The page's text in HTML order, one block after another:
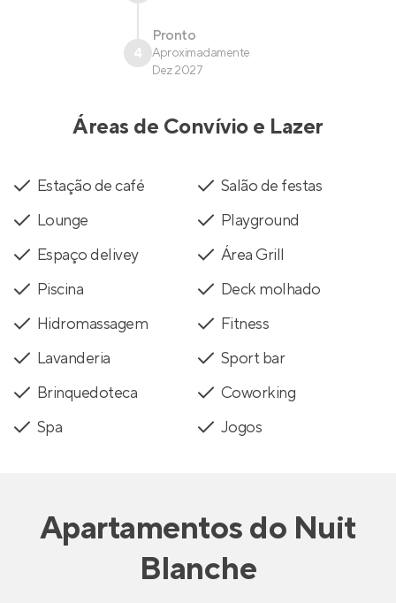
4
Pronto
Aproximadamente
Dez 2027
Áreas de Convívio e Lazer
Estação de café
Salão de festas
Lounge
Playground
Espaço delivey
Área Grill
Piscina
Deck molhado
Hidromassagem
Fitness
Lavanderia
Sport bar
Brinquedoteca
Coworking
Spa
Jogos
Apartamentosdo Nuit
Blanche